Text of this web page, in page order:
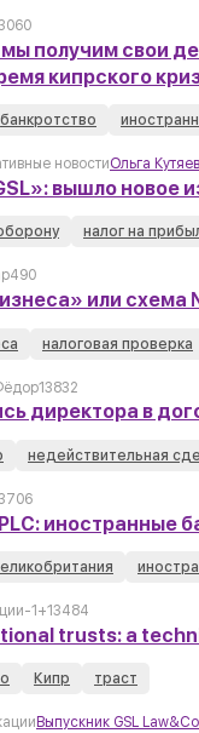
получим свои
кипрского
банкротство
новостиОльга
вышло новое
налог на
490
или схема
налоговая проверка
13832
директора в
недействительная
иностранные
-1 +13484
trusts: a
Кипр траст
Выпускник GSL